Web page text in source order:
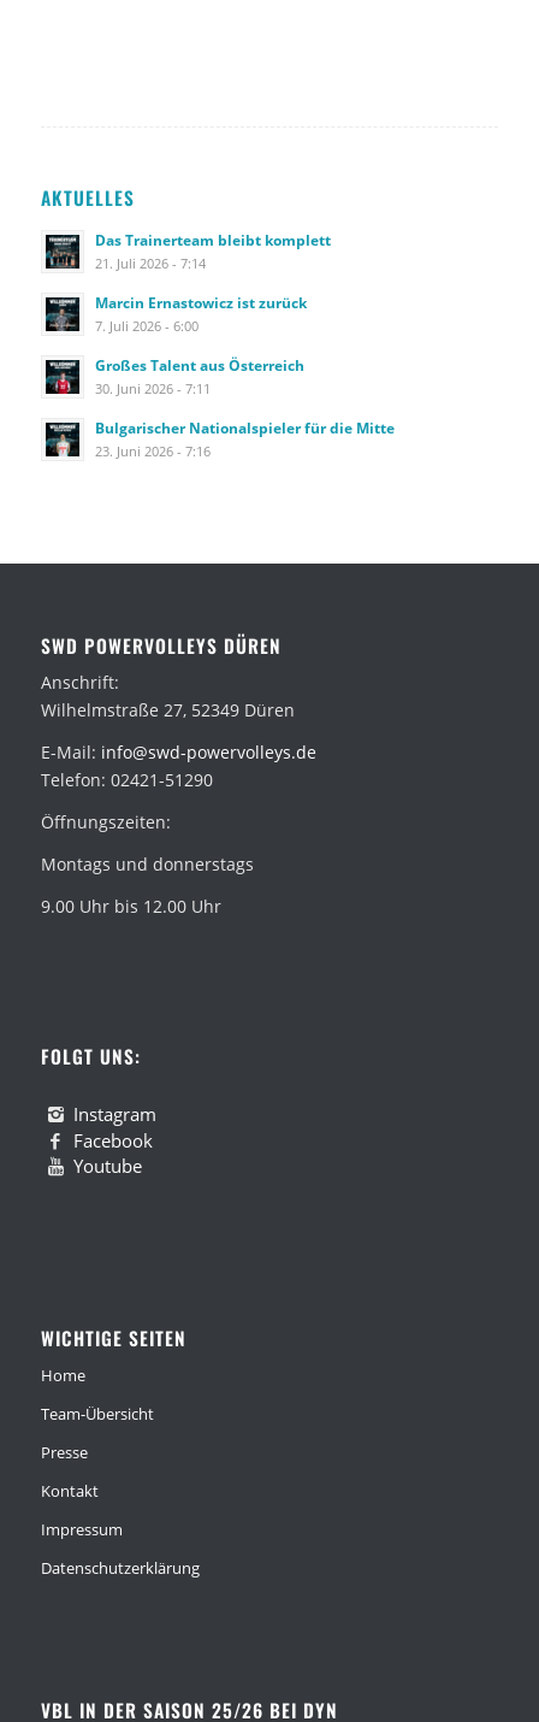
AKTUELLES
Das Trainerteam bleibt komplett
21. Juli 2026 - 7:14
Marcin Ernastowicz ist zurück
7. Juli 2026 - 6:00
Großes Talent aus Österreich
30. Juni 2026 - 7:11
Bulgarischer Nationalspieler für die Mitte
23. Juni 2026 - 7:16
SWD POWERVOLLEYS DÜREN
Anschrift:
Wilhelmstraße 27, 52349 Düren
E-Mail: info@swd-powervolleys.de
Telefon: 02421-51290
Öffnungszeiten:
Montags und donnerstags
9.00 Uhr bis 12.00 Uhr
FOLGT UNS:
Instagram
Facebook
Youtube
WICHTIGE SEITEN
Home
Team-Übersicht
Presse
Kontakt
Impressum
Datenschutzerklärung
VBL IN DER SAISON 25/26 BEI DYN